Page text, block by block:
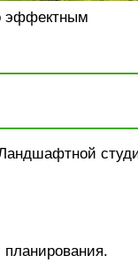
эффектным